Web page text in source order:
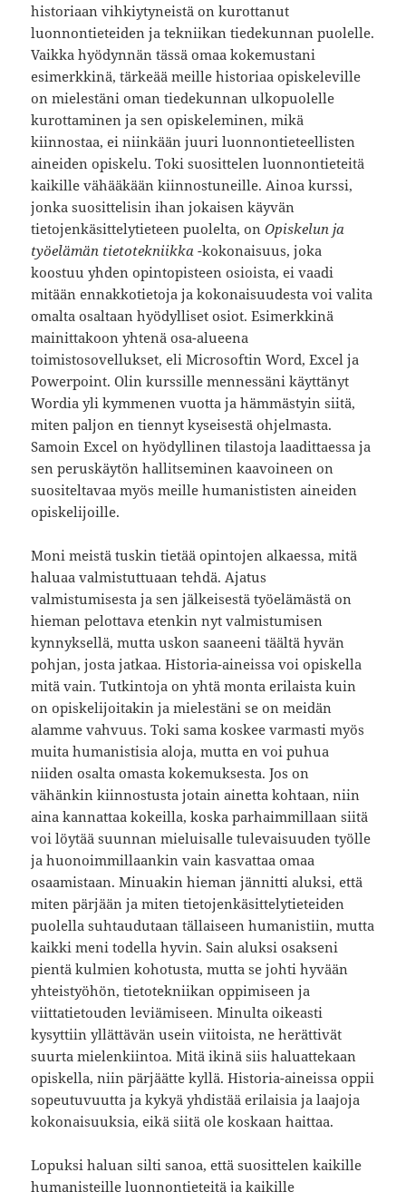
historiaan vihkiytyneistä on kurottanut
luonnontieteiden ja tekniikan tiedekunnan puolelle.
Vaikka hyödynnän tässä omaa kokemustani
esimerkkinä, tärkeää meille historiaa opiskeleville
on mielestäni oman tiedekunnan ulkopuolelle
kurottaminen ja sen opiskeleminen, mikä
kiinnostaa, ei niinkään juuri luonnontieteellisten
aineiden opiskelu. Toki suosittelen luonnontieteitä
kaikille vähääkään kiinnostuneille. Ainoa kurssi,
jonka suosittelisin ihan jokaisen käyvän
tietojenkäsittelytieteen puolelta, onOpiskelun ja
työelämän tietotekniikka -kokonaisuus, joka
koostuu yhden opintopisteen osioista, ei vaadi
mitään ennakkotietoja ja kokonaisuudesta voi valita
omalta osaltaan hyödylliset osiot. Esimerkkinä
mainittakoon yhtenä osa-alueena
toimistosovellukset, eli Microsoftin Word, Excel ja
Powerpoint. Olin kurssille mennessäni käyttänyt
Wordia yli kymmenen vuotta ja hämmästyin siitä,
miten paljon en tiennyt kyseisestä ohjelmasta.
Samoin Excel on hyödyllinen tilastoja laadittaessa ja
sen peruskäytön hallitseminen kaavoineen on
suositeltavaa myös meille humanististen aineiden
opiskelijoille.
Moni meistä tuskin tietää opintojen alkaessa, mitä
haluaa valmistuttuaan tehdä. Ajatus
valmistumisesta ja sen jälkeisestä työelämästä on
hieman pelottava etenkin nyt valmistumisen
kynnyksellä, mutta uskon saaneeni täältä hyvän
pohjan, josta jatkaa. Historia-aineissa voi opiskella
mitä vain. Tutkintoja on yhtä monta erilaista kuin
on opiskelijoitakin ja mielestäni se on meidän
alamme vahvuus. Toki sama koskee varmasti myös
muita humanistisia aloja, mutta en voi puhua
niiden osalta omasta kokemuksesta. Jos on
vähänkin kiinnostusta jotain ainetta kohtaan, niin
aina kannattaa kokeilla, koska parhaimmillaan siitä
voi löytää suunnan mieluisalle tulevaisuuden työlle
ja huonoimmillaankin vain kasvattaa omaa
osaamistaan. Minuakin hieman jännitti aluksi, että
miten pärjään ja miten tietojenkäsittelytieteiden
puolella suhtaudutaan tällaiseen humanistiin, mutta
kaikki meni todella hyvin. Sain aluksi osakseni
pientä kulmien kohotusta, mutta se johti hyvään
yhteistyöhön, tietotekniikan oppimiseen ja
viittatietouden leviämiseen. Minulta oikeasti
kysyttiin yllättävän usein viitoista, ne herättivät
suurta mielenkiintoa. Mitä ikinä siis haluattekaan
opiskella, niin pärjäätte kyllä. Historia-aineissa oppii
sopeutuvuutta ja kykyä yhdistää erilaisia ja laajoja
kokonaisuuksia, eikä siitä ole koskaan haittaa.
Lopuksi haluan silti sanoa, että suosittelen kaikille
humanisteille luonnontieteitä ja kaikille